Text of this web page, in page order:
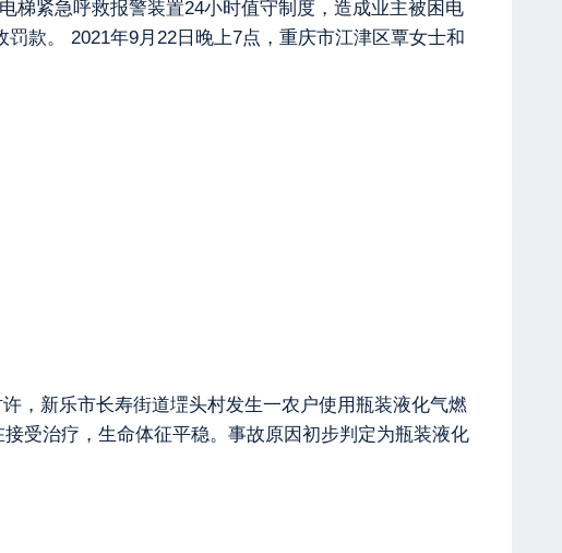
梯紧急呼救报警装置24小时值守制度，造成业主被困电
款。 2021年9月22日晚上7点，重庆市江津区覃女士和
，新乐市长寿街道堽头村发生一农户使用瓶装液化气燃
受治疗，生命体征平稳。事故原因初步判定为瓶装液化